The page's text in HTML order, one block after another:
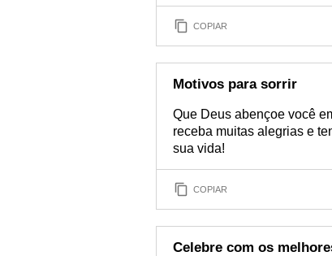
COPIAR
Motivos para sorrir
Que Deus abençoe você
receba muitas alegrias e
sua vida!
COPIAR
Celebre com os